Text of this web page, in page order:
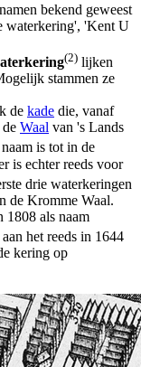
bekend geweest
waterkering', 'Kent U
(2) lijken
stammen ze
de kade die, vanaf
Waal van 's Lands
is tot in de
is echter reeds voor
drie waterkeringen
de Kromme Waal.
1808 als naam
het reeds in 1644
kering op